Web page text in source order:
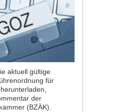
aktuell gültige
für
der
(BZÄK).